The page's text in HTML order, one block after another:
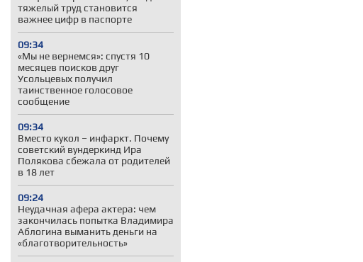
тяжелый труд становится
важнее цифр в паспорте
09:34
«Мы не вернемся»: спустя 10
месяцев поисков друг
Усольцевых получил
таинственное голосовое
сообщение
09:34
Вместо кукол – инфаркт. Почему
советский вундеркинд Ира
Полякова сбежала от родителей
в 18 лет
09:24
Неудачная афера актера: чем
закончилась попытка Владимира
Аблогина выманить деньги на
«благотворительность»